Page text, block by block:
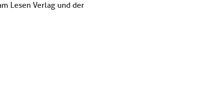
Lesen Verlag und der